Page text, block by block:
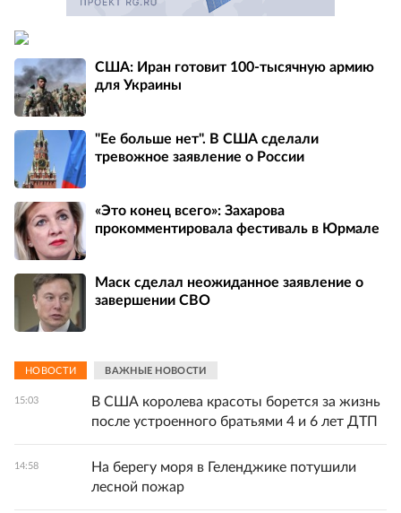
США: Иран готовит 100-тысячную армию
для Украины
"Ее больше нет". В США сделали
тревожное заявление о России
«Это конец всего»: Захарова
прокомментировала фестиваль в Юрмале
Маск сделал неожиданное заявление о
завершении СВО
НОВОСТИ ВАЖНЫЕ НОВОСТИ
15:03
В США королева красоты борется за жизнь
после устроенного братьями 4 и 6 лет ДТП
14:58
На берегу моря в Геленджике потушили
лесной пожар